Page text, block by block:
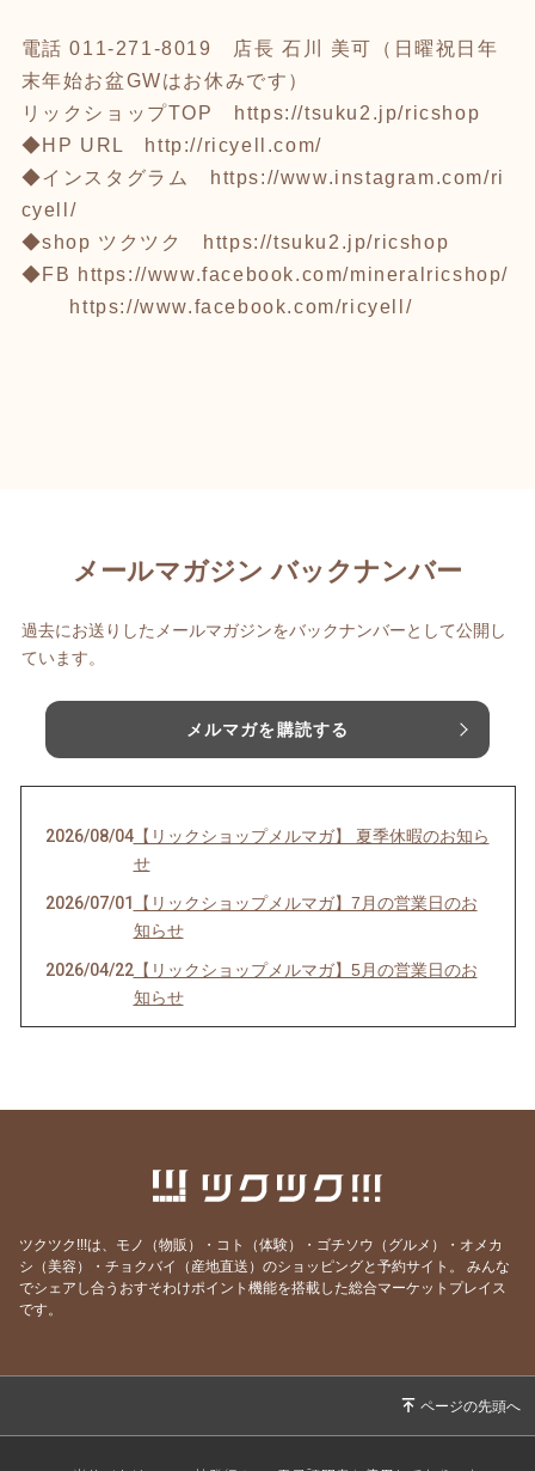
電話 011-271-8019 店長 石川 美可（日曜祝日年
末年始お盆GWはお休みです）
リックショップTOP
https://tsuku2.jp/ricshop
◆HP URL http://ricyell.com/
◆インスタグラム
https://www.instagram.com/ri
cyell/
◆shop ツクツク
https://tsuku2.jp/ricshop
◆FB https://www.facebook.com/mineralricshop/
https://www.facebook.com/ricyell/
メールマガジン バックナンバー
過去にお送りしたメールマガジンをバックナンバーとして公開し
ています。
メルマガを購読する
2026/08/04【リックショップメルマガ】 夏季休暇のお知ら
せ
2026/07/01
【リックショップメルマガ】7月の営業日のお
知らせ
2026/04/22【リックショップメルマガ】5月の営業日のお
知らせ
【リックショップメルマガ】働き盛りの皆さん
へ 脳の活性化のツボ
2026/01/24 【リックショップメルマガ】2月の営業日のお
知らせ
2026/01/01
ツクツク!!!は、モノ（物販）・コト（体験）・ゴチソウ（グルメ）・オメカ
シ（美容）・チョクバイ（産地直送）のショッピングと予約サイト。
みんな
でシェアし合うおすそわけポイント機能を搭載した総合マーケットプレイス
です。